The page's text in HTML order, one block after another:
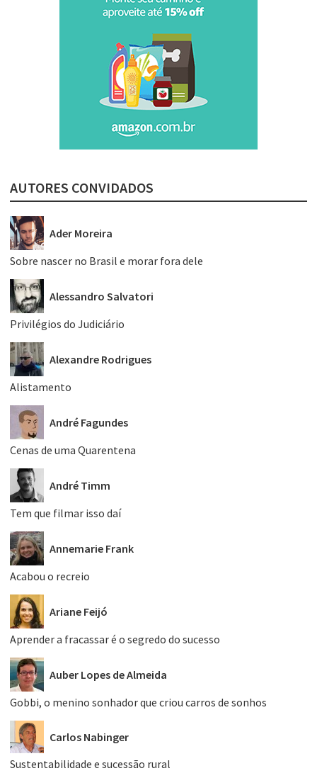
AUTORES CONVIDADOS
Ader Moreira
Sobre nascer no Brasil e morar fora dele
Alessandro Salvatori
Privilégios do Judiciário
Alexandre Rodrigues
Alistamento
André Fagundes
Cenas de uma Quarentena
André Timm
Tem que filmar isso daí
Annemarie Frank
Acabou o recreio
Ariane Feijó
Aprender a fracassar é o segredo do sucesso
Auber Lopes de Almeida
Gobbi, o menino sonhador que criou carros de sonhos
Carlos Nabinger
Sustentabilidade e sucessão rural